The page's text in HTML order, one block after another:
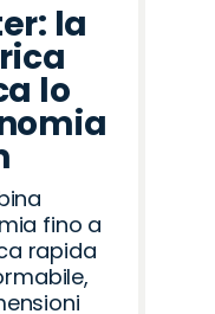
la
lo
fino a
rapida